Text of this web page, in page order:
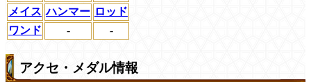
メイス ハンマー ロッド
ワンド
- -
アクセ・メダル情報